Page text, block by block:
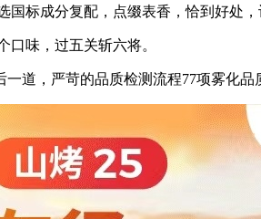
国标成分复配，点缀表香，恰到好处，
口味，过五关斩六将。
道，严苛的品质检测流程77项雾化品